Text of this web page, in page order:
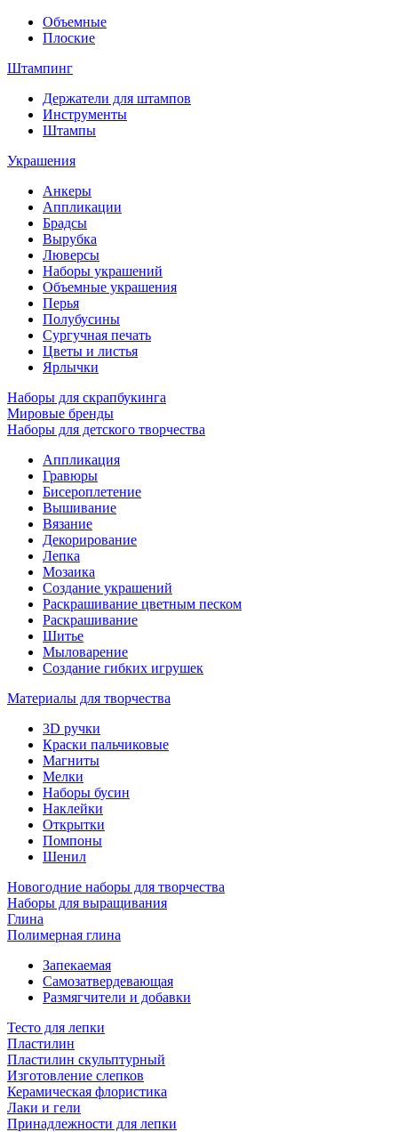
Объемные
Плоские
Штампинг
Держатели для штампов
Инструменты
Штампы
Украшения
Анкеры
Аппликации
Брадсы
Вырубка
Люверсы
Наборы украшений
Объемные украшения
Перья
Полубусины
Сургучная печать
Цветы и листья
Ярлычки
Наборы для скрапбукинга
Мировые бренды
Наборы для детского творчества
Аппликация
Гравюры
Бисероплетение
Вышивание
Вязание
Декорирование
Лепка
Мозаика
Создание украшений
Раскрашивание цветным песком
Раскрашивание
Шитье
Мыловарение
Создание гибких игрушек
Материалы для творчества
3D ручки
Краски пальчиковые
Магниты
Мелки
Наборы бусин
Наклейки
Открытки
Помпоны
Шенил
Новогодние наборы для творчества
Наборы для выращивания
Глина
Полимерная глина
Запекаемая
Самозатвердевающая
Размягчители и добавки
Тесто для лепки
Пластилин
Пластилин скульптурный
Изготовление слепков
Керамическая флористика
Лаки и гели
Принадлежности для лепки